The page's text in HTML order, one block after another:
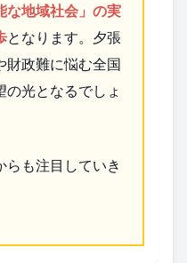
な地域社会」の実
となります。夕張
財政難に悩む全国
光となるでしょ
らも注目していき